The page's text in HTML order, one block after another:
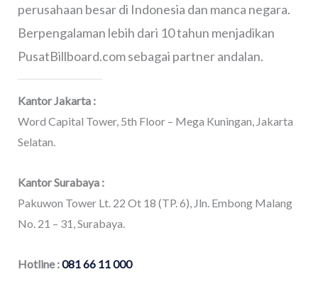
perusahaan besar di Indonesia dan manca negara.
Berpengalaman lebih dari 10 tahun menjadikan
PusatBillboard.com sebagai partner andalan.
Kantor Jakarta :
Word Capital Tower, 5th Floor – Mega Kuningan, Jakarta
Selatan.
Kantor Surabaya :
Pakuwon Tower Lt. 22 Ot 18 (TP. 6), Jln. Embong Malang
No. 21 – 31, Surabaya.
Hotline :081 66 11 000